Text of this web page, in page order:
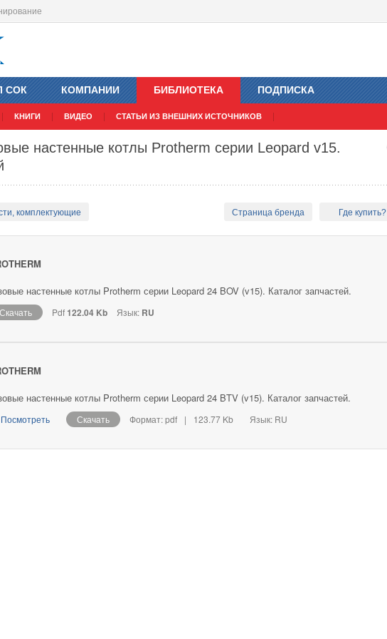
СОК КОМПАНИИ БИБЛИОТЕКА
КНИГИ ВИДЕО СТАТЬИ ИЗ ВНЕШНИХ ИСТОЧНИКОВ
ПОДПИСКА
настенные котлы Protherm серии Leopard v15.
комплектующие Страница бренда Где купить?
настенные котлы Protherm серии Leopard 24 BOV (v15). Каталог запчастей.
Скачать Pdf122.04 Kb Язык: RU
настенные котлы Protherm серии Leopard 24 BTV (v15). Каталог запчастей.
Скачать Формат: pdf | 123.77 Kb Язык: RU